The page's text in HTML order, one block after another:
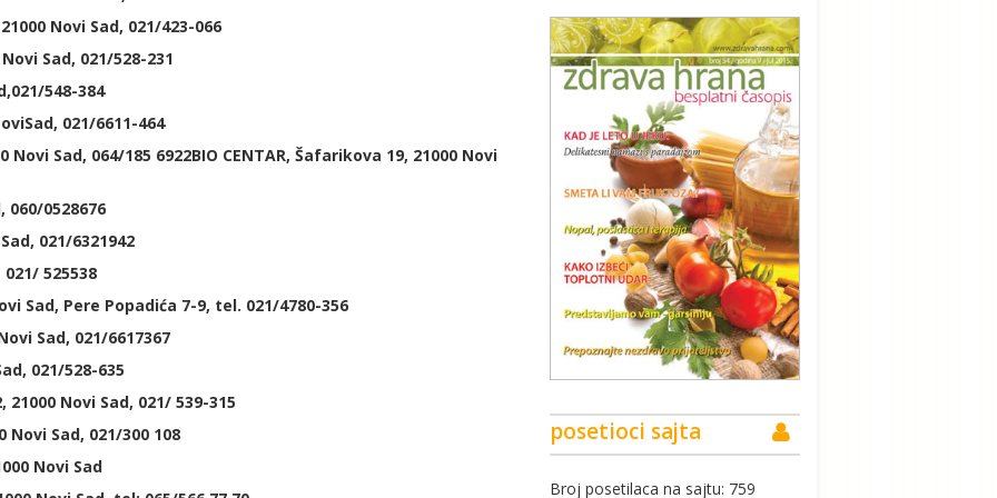
Novi Sad, 021/423-066
Sad, 021/528-231
548-384
021/6611-464
Novi Sad, 064/185 6922BIO CENTAR, Šafarikova 19, 21000 Novi
060/0528676
021/6321942
525538
Sad, Pere Popadića 7-9, tel. 021/4780-356
Sad, 021/6617367
021/528-635
21000 Novi Sad, 021/ 539-315
Novi Sad, 021/300 108
Novi Sad
posetioci sajta
Broj posetilaca na sajtu: 759